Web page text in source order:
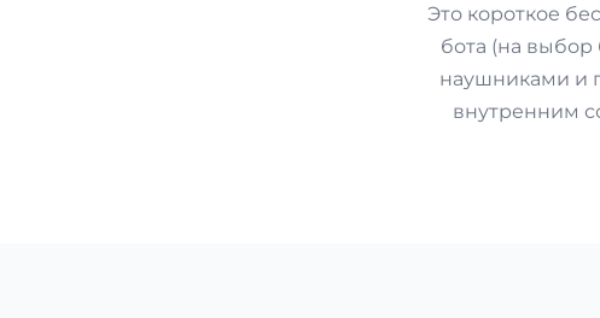
Это короткое
бота (на
наушниками и
внутренним